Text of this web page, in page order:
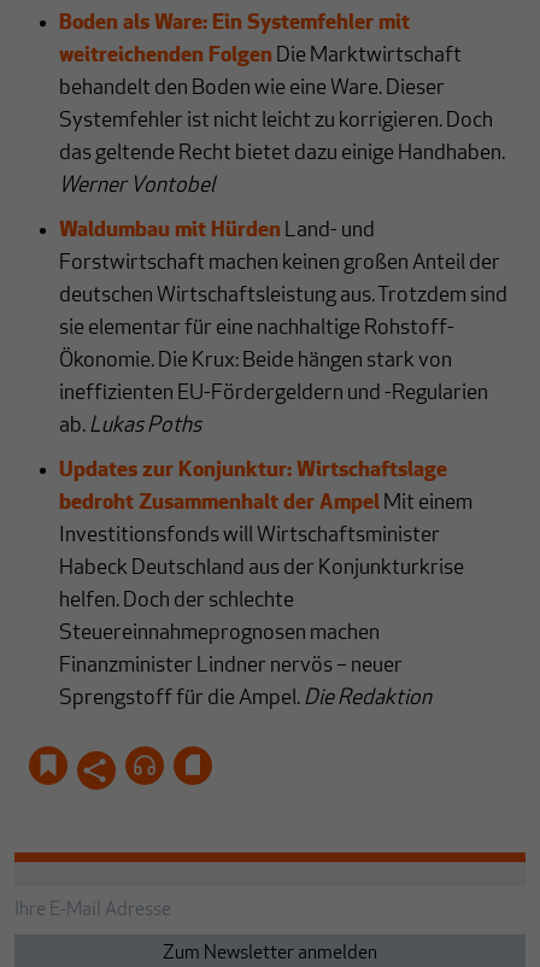
Boden als Ware: Ein Systemfehler mit
weitreichenden Folgen Die Marktwirtschaft
behandelt den Boden wie eine Ware. Dieser
Systemfehler ist nicht leicht zu korrigieren. Doch
das geltende Recht bietet dazu einige Handhaben.
Werner Vontobel
Waldumbau mit Hürden Land- und
Forstwirtschaft machen keinen großen Anteil der
deutschen Wirtschaftsleistung aus. Trotzdem sind
sie elementar für eine nachhaltige Rohstoff-
Ökonomie. Die Krux: Beide hängen stark von
ineffizienten EU-Fördergeldern und -Regularien
ab. Lukas Poths
Updates zur Konjunktur: Wirtschaftslage
bedroht Zusammenhalt der Ampel Mit einem
Investitionsfonds will Wirtschaftsminister
Habeck Deutschland aus der Konjunkturkrise
helfen. Doch der schlechte
Steuereinnahmeprognosen machen
Finanzminister Lindner nervös – neuer
Sprengstoff für die Ampel. Die Redaktion